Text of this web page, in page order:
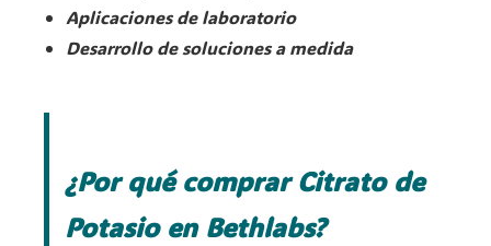
Aplicaciones de laboratorio
Desarrollo de soluciones a medida
¿Por qué comprar Citrato de
Potasio en Bethlabs?